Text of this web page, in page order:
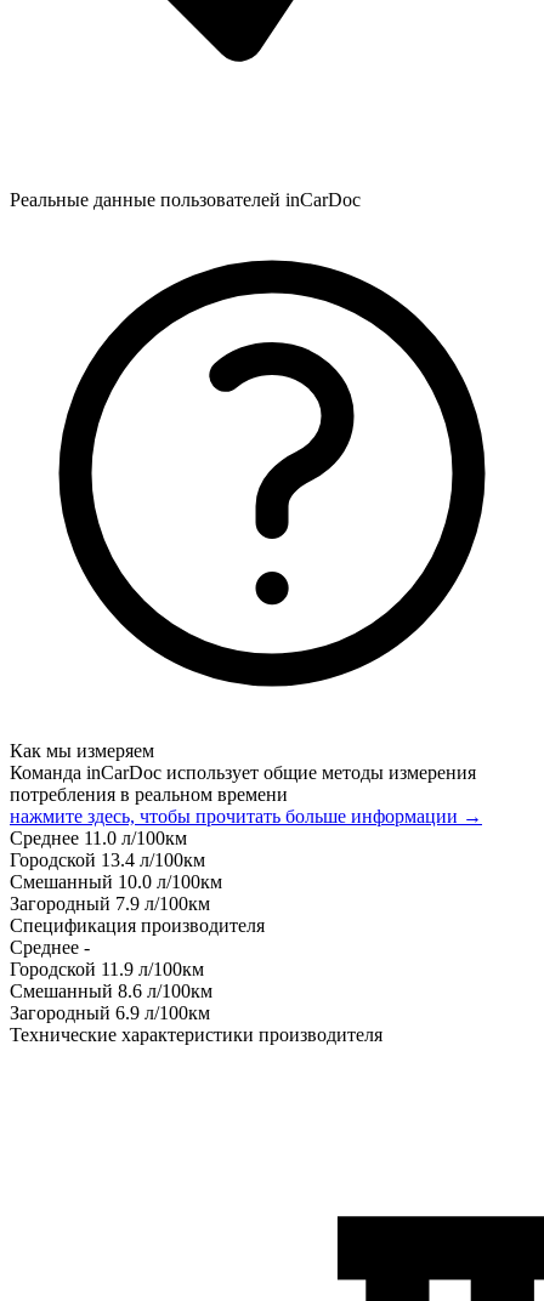
Реальные данные пользователей inCarDoc
Как мы измеряем
Команда inCarDoc использует общие методы измерения
потребления в реальном времени
нажмите здесь, чтобы прочитать больше информации →
Среднее 11.0 л/100км
Городской 13.4 л/100км
Смешанный 10.0 л/100км
Загородный 7.9 л/100км
Спецификация производителя
Среднее -
Городской 11.9 л/100км
Смешанный 8.6 л/100км
Загородный 6.9 л/100км
Технические характеристики производителя